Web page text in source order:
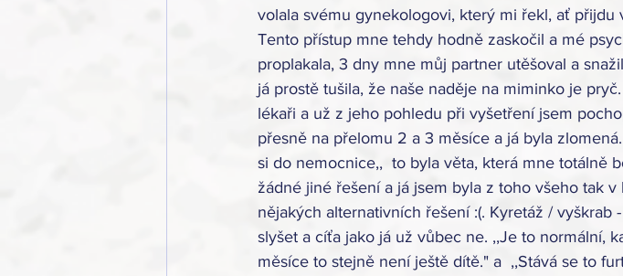
volala svému gynekologovi, který mi řekl, ať
Tento přístup mne tehdy hodně zaskočil a mé
proplakala, 3 dny mne můj partner utěšoval a
já prostě tušila, že naše naděje na miminko je
lékaři a už z jeho pohledu při vyšetření jsem
přesně na přelomu 2 a 3 měsíce a já byla
si do nemocnice,,  to byla věta, která mne totálně
žádné jiné řešení a já jsem byla z toho všeho tak
nějakých alternativních řešení :(. Kyretáž /
slyšet a cíťa jako já už vůbec ne. ,,Je to normální,
měsíce to stejně není ještě dítě." a  ,,Stává se to